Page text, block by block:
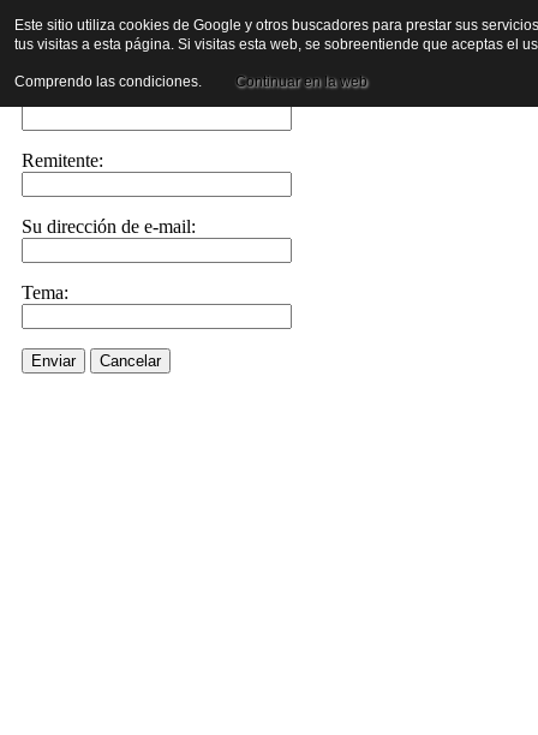
Enviar este enlace a un amigo por e-mail
Enviar e-mail a::
Remitente:
Su dirección de e-mail:
Tema:
Enviar Cancelar
Este sitio utiliza cookies de Google y otros buscadores para prestar sus
tus visitas a esta página. Si visitas esta web, se sobreentiende que aceptas el
Comprendo las condiciones. Continuar en la web